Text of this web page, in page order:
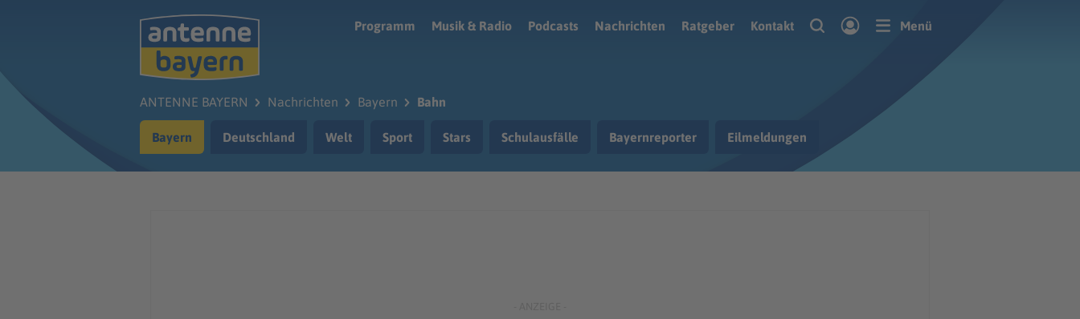
Programm
Musik & Radio Podcasts Nachrichten Ratgeber Kontakt Menü
ANTENNE BAYERN Nachrichten Bayern Bahn
Bayern Deutschland Welt Sport Stars Schulausfälle Bayernreporter Eilmeldungen